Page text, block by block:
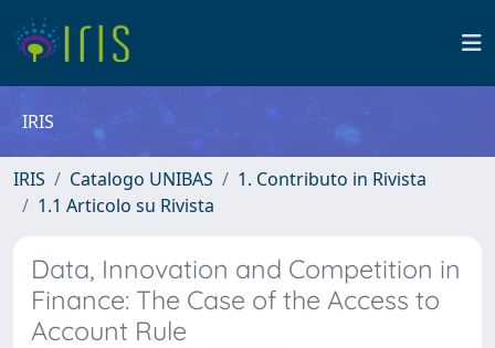
IRIS
IRIS Catalogo UNIBAS
1. Contributo in Rivista
1.1 Articolo su Rivista
Data, Innovation and Competition in
Finance: The Case of the Access to
Account Rule